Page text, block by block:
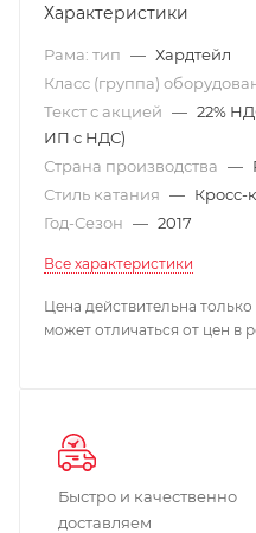
Характеристики
Рама: тип — Хардтейл
Класс (группа)
Текст с акцией — 22%
ИП с НДС)
Страна производства —
Стиль катания — Кросс-
Год-Сезон — 2017
Все характеристики
Цена действительна
может отличаться от цен в
Быстро и качественно
доставляем